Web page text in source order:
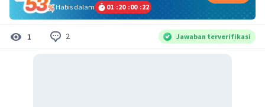
Habis dalam
01 :20 :00 :21
1 2 Jawaban terverifikasi